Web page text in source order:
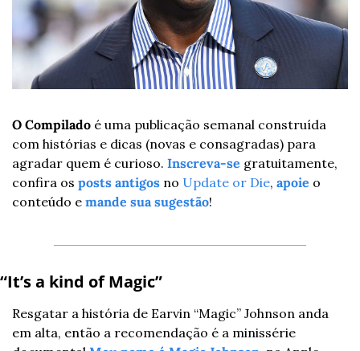
O Compilado é uma publicação semanal construída
com histórias e dicas (novas e consagradas) para
agradar quem é curioso. Inscreva-se gratuitamente,
confira os posts antigos no Update or Die, apoie o
conteúdo e mande sua sugestão!
“It’s a kind of Magic”
Resgatar a história de Earvin “Magic” Johnson anda
em alta, então a recomendação é a minissérie